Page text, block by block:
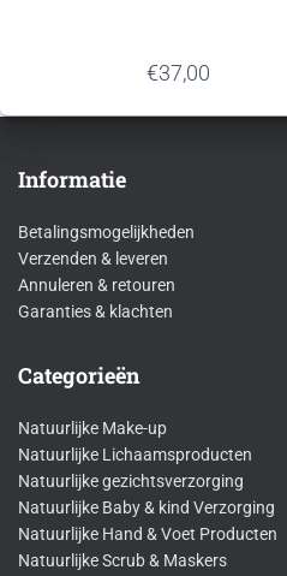
€37,00
Informatie
Betalingsmogelijkheden
Verzenden & leveren
Annuleren & retouren
Garanties & klachten
Categorieën
Natuurlijke Make-up
Natuurlijke Lichaamsproducten
Natuurlijke gezichtsverzorging
Natuurlijke Baby & kind Verzorging
Natuurlijke Hand & Voet Producten
Natuurlijke Scrub & Maskers